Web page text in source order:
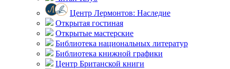
Центр Лермонтов: Наследие
Открытая гостиная
Открытые мастерские
Библиотека национальных литератур
Библиотека книжной графики
Центр Британской книги